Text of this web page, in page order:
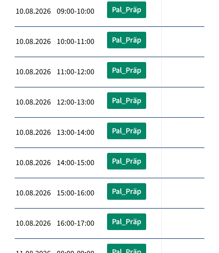
10.08.2026 09:00-10:00 Pal_Präp
10.08.2026 10:00-11:00 Pal_Präp
10.08.2026 11:00-12:00 Pal_Präp
10.08.2026 12:00-13:00 Pal_Präp
10.08.2026 13:00-14:00 Pal_Präp
10.08.2026 14:00-15:00 Pal_Präp
10.08.2026 15:00-16:00 Pal_Präp
10.08.2026 16:00-17:00 Pal_Präp